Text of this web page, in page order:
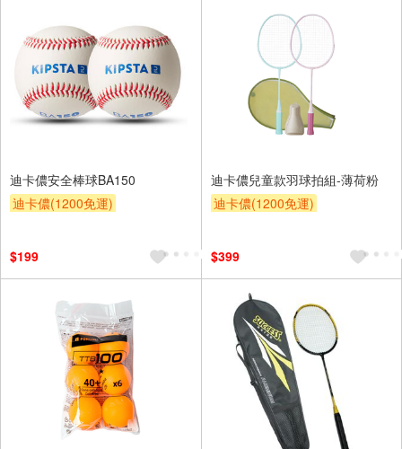
迪卡儂安全棒球BA150
迪卡儂(1200免運)
$199
迪卡儂兒童款羽球拍組-薄荷粉
迪卡儂(1200免運)
$399